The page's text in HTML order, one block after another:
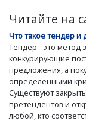
Читайте на
Что такое тендер и
Тендер - это метод
конкурирующие
предложения, а
определенными
Существуют
претендентов и
любой, кто